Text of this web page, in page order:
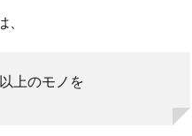
、
上のモノを